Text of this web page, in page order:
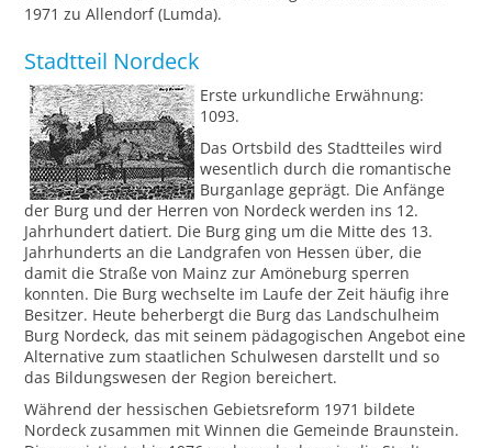
1971 zu Allendorf (Lumda).
Stadtteil Nordeck
Erste urkundliche Erwähnung:
1093.
Das Ortsbild des Stadtteiles wird
wesentlich durch die romantische
Burganlage geprägt. Die Anfänge
der Burg und der Herren von Nordeck werden ins 12.
Jahrhundert datiert. Die Burg ging um die Mitte des 13.
Jahrhunderts an die Landgrafen von Hessen über, die
damit die Straße von Mainz zur Amöneburg sperren
konnten. Die Burg wechselte im Laufe der Zeit häufig ihre
Besitzer. Heute beherbergt die Burg das Landschulheim
Burg Nordeck, das mit seinem pädagogischen Angebot eine
Alternative zum staatlichen Schulwesen darstellt und so
das Bildungswesen der Region bereichert.
Während der hessischen Gebietsreform 1971 bildete
Nordeck zusammen mit Winnen die Gemeinde Braunstein.